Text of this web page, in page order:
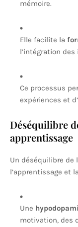
mémoire.
Elle facilite la
l’intégration
Ce processus
expériences et
Déséquilibre
apprentissage
Un déséquilibre de
l’apprentissage et
Une
motivation, des